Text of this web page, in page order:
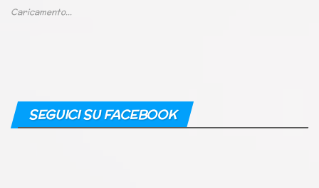
Caricamento...
SEGUICI SU FACEBOOK